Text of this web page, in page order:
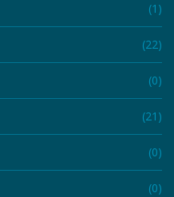
(1)
(22)
(0)
(21)
(0)
(0)